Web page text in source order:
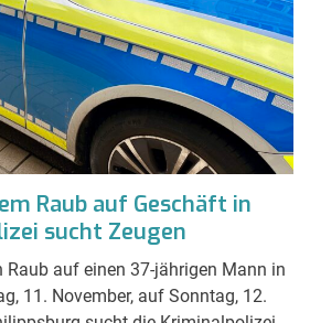
Raub auf Geschäft in
sucht Zeugen
Raub auf einen 37-jährigen Mann in
11. November, auf Sonntag, 12.